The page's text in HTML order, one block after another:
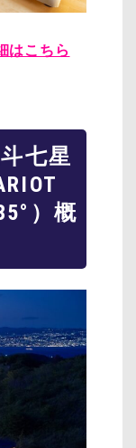
はこちら
七星
）概